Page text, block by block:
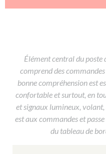
Formation CACES
Devenir
Élément central du poste
comprend des
bonne compréhension est
confortable et surtout, en
et signaux lumineux, volant,
est aux commandes et
du tableau de